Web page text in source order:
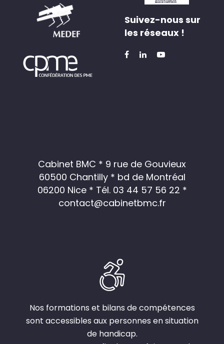
Suivez-nous sur
les réseaux !
Cabinet BMC * 9 rue de Gouvieux
60500 Chantilly * bd de Montréal
06200 Nice * Tél. 03 44 57 56 22 *
contact@cabinetbmc.fr
Nos formations et bilans de compétences
sont accessibles aux personnes en situation
de handicap.